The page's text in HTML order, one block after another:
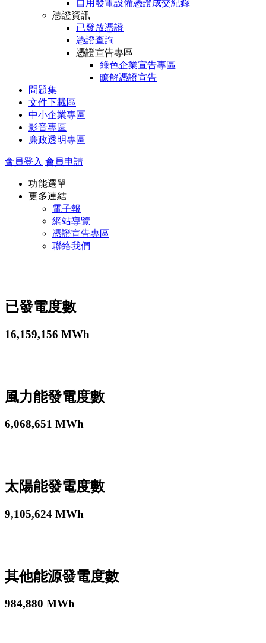
自用發電設備憑證成交紀錄
憑證資訊
已發放憑證
憑證查詢
憑證宣告專區
綠色企業宣告專區
瞭解憑證宣告
問題集
文件下載區
中小企業專區
影音專區
廉政透明專區
會員登入 會員申請
功能選單
更多連結
電子報
網站導覽
憑證宣告專區
聯絡我們
已發電度數
16,159,156 MWh
風力能發電度數
6,068,651 MWh
太陽能發電度數
9,105,624 MWh
其他能源發電度數
984,880 MWh